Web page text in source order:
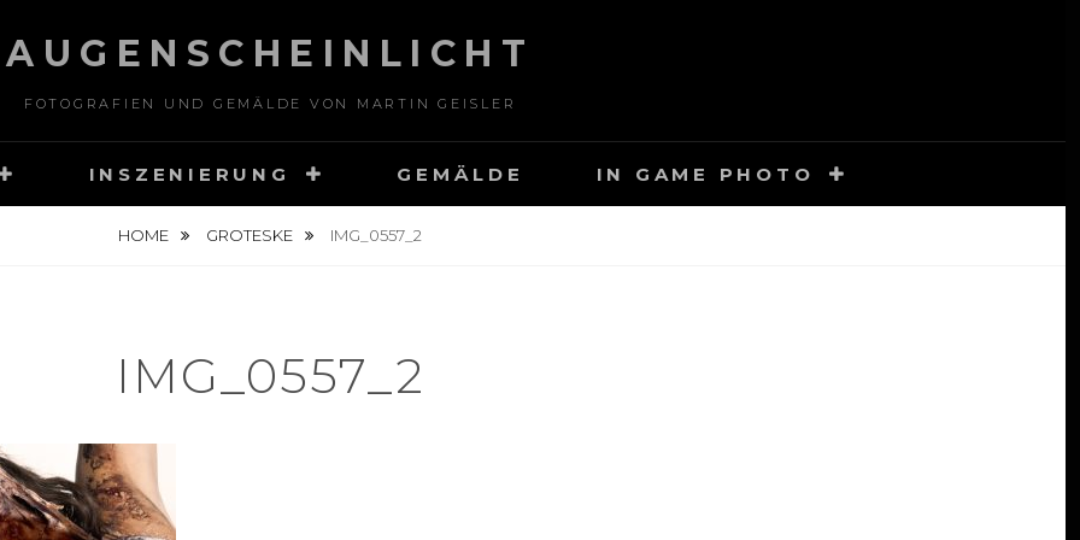
AUGENSCHEINLICHT
FOTOGRAFIEN UND GEMÄLDE VON MARTIN GEISLER
INSZENIERUNG GEMÄLDE IN GAME PHOTO
HOME GROTESKE IMG_0557_2
IMG_0557_2